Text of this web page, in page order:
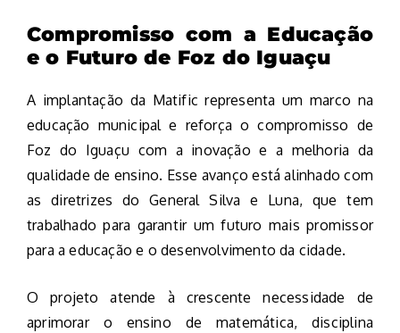
Compromisso com a Educação
e o Futuro de Foz do Iguaçu
A implantação da Matific representa um marco na
educação municipal e reforça o compromisso de
Foz do Iguaçu com a inovação e a melhoria da
qualidade de ensino. Esse avanço está alinhado com
as diretrizes do General Silva e Luna, que tem
trabalhado para garantir um futuro mais promissor
para a educação e o desenvolvimento da cidade.
O projeto atende à crescente necessidade de
aprimorar o ensino de matemática, disciplina